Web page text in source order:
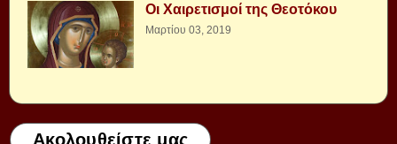
Οι Χαιρετισμοί της Θεοτόκου
Μαρτίου 03, 2019
Ακολουθείστε μας